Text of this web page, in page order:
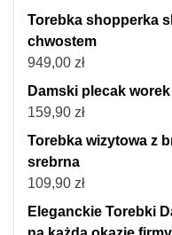
Torebka shopperka
chwostem
949,00 zł
Damski plecak
159,90 zł
Torebka wizytowa z
srebrna
109,90 zł
Eleganckie Torebki